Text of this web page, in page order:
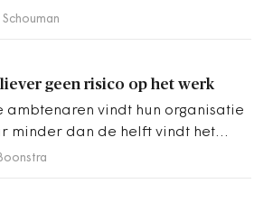
organisaties kunnen draaien!
Schouman
geen risico op het werk
ambtenaren vindt hun organisatie
minder dan de helft vindt het
te nemen.